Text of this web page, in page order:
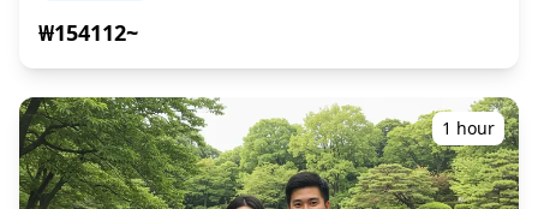
행됩니다. 일부 지역은 투어를 진행하기에 음식점이 부족할 수
와 함께 안심하고 즐기세요. ・소규모 그룹 투어로 더욱 개인
적이고 진정한 경험을 보장합니다. ◆포함 내역 ・총 6잔 정도
의 음료 ・저녁 식사: 이자카야 요리 및 현지 특선 요리 ・현지
가이드와 함께 포장마차, 이자카야, 바 등 2~3곳 방문 ◆불포
함 내역 ・호텔 픽업 및 드롭오프 ・팁 ・교통비 ・투어 요금
에 포함되지 않은 추가 음료 또는 식사 ・개인 비용 또는 쇼핑
₩154112~
1 hour